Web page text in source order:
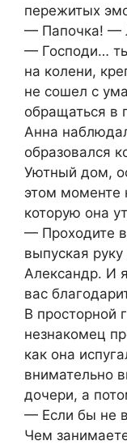
пережитых
— Папочка! —
— Господи…
на колени,
не сошел с
обращаться в
Анна
образовался
Уютный дом,
этом моменте
которую она
— Проходите
выпуская
Александр. И
вас
В просторной
незнакомец
как она
внимательно
дочери, а
— Если бы не
Чем